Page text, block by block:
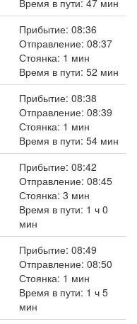
Время в пути: 47 мин
Прибытие: 08:36
Отправление: 08:37
Стоянка: 1 мин
Время в пути: 52 мин
Прибытие: 08:38
Отправление: 08:39
Стоянка: 1 мин
Время в пути: 54 мин
Прибытие: 08:42
Отправление: 08:45
Стоянка: 3 мин
Время в пути: 1 ч 0
мин
Прибытие: 08:49
Отправление: 08:50
Стоянка: 1 мин
Время в пути: 1 ч 5
мин